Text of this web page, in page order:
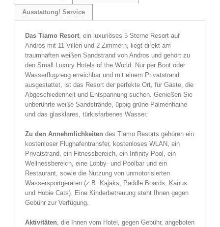
Ausstattung/ Service
Das Tiamo Resort , ein luxuriöses 5 Sterne Resort auf
Andros mit 11 Villen und 2 Zimmern, liegt direkt am
traumhaften weißen Sandstrand von Andros und gehört zu
den Small Luxury Hotels of the World. Nur per Boot oder
Wasserflugzeug erreichbar und mit einem Privatstrand
ausgestattet, ist das Resort der perfekte Ort, für Gäste, die
Abgeschiedenheit und Entspannung suchen. Genießen Sie
unberührte weiße Sandstrände, üppig grüne Palmenhaine
und das glasklares, türkisfarbenes Wasser.
Zu den Annehmlichkeiten des Tiamo Resorts gehören ein
kostenloser Flughafentransfer, kostenloses WLAN, ein
Privatstrand, ein Fitnessbereich, ein Infinity-Pool, ein
Wellnessbereich, eine Lobby- und Poolbar und ein
Restaurant, sowie die Nutzung von unmotorisierten
Wassersportgeräten (z.B. Kajaks, Paddle Boards, Kanus
und Hobie Cats). Eine Kinderbetreuung steht Ihnen gegen
Gebühr zur Verfügung.
Aktivitäten , die Ihnen vom Hotel, gegen Gebühr, angeboten